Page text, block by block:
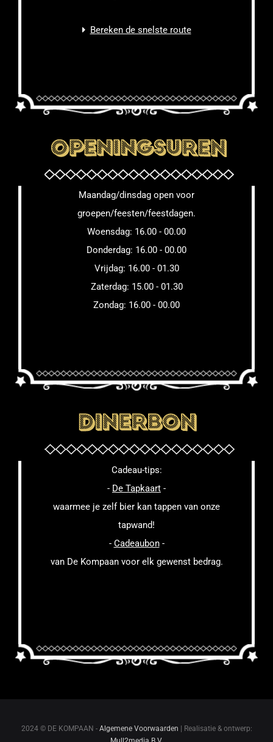
Bereken de snelste route
Maandag/dinsdag open voor
groepen/feesten/feestdagen.
Woensdag: 16.00 - 00.00
Donderdag: 16.00 - 00.00
Vrijdag: 16.00 - 01.30
Zaterdag: 15.00 - 01.30
Zondag: 16.00 - 00.00
Cadeau-tips:
- De Tapkaart -
waarmee je zelf bier kan tappen van onze
tapwand!
- Cadeaubon-
van De Kompaan voor elk gewenst bedrag.
2024 © DE KOMPAAN - Algemene Voorwaarden | Realisatie & ontwerp: